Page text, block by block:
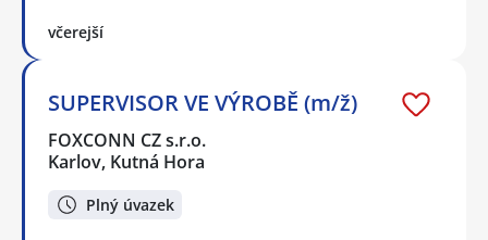
včerejší
SUPERVISOR VE VÝROBĚ (m/ž)
FOXCONN CZ s.r.o.
Karlov, Kutná Hora
Plný úvazek